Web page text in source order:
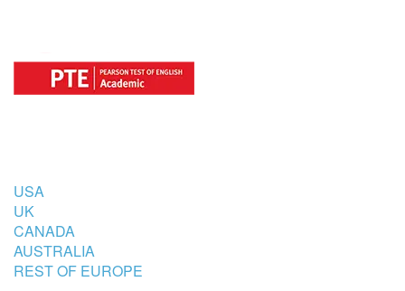
USA
UK
CANADA
AUSTRALIA
REST OF EUROPE